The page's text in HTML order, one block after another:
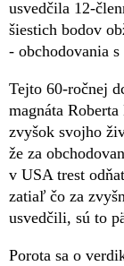
usvedčila 12-
šiestich bodov
- obchodovania
Tejto 60-ročnej
magnáta
zvyšok svojho
že za
v USA trest
zatiaľ čo za
usvedčili, sú to
Porota sa o